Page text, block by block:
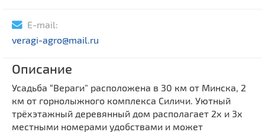
E-mail:
veragi-agro@mail.ru
Описание
Усадьба “Вераги” расположена в 30 км от Минска, 2
км от горнолыжного комплекса Силичи. Уютный
трёхэтажный деревянный дом располагает 2х и 3х
местными номерами удобствами и может